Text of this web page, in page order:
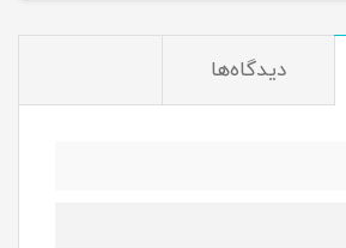
دیدگاه‌ها